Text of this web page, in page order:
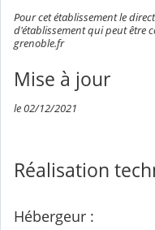
Pour cet établissement le
d'établissement qui peut être
grenoble.fr
Mise à jour
le 02/12/2021
Réalisation
Hébergeur :